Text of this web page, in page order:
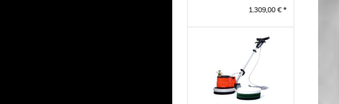
1.309,00 € *